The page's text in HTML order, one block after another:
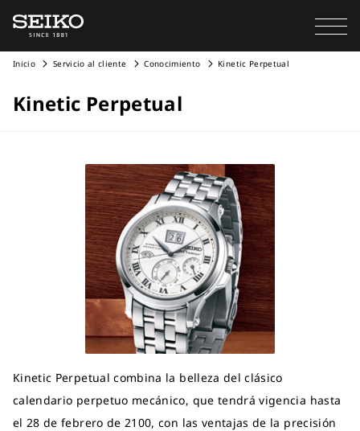
Inicio Servicio al cliente Conocimiento Kinetic Perpetual
Kinetic Perpetual
Kinetic Perpetual combina la belleza del clásico
calendario perpetuo mecánico, que tendrá vigencia hasta
el 28 de febrero de 2100, con las ventajas de la precisión